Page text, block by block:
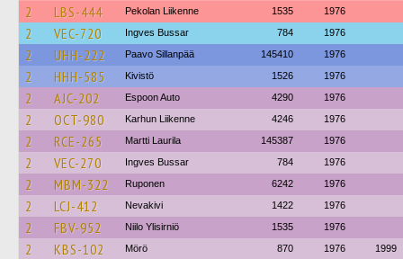
2 LBS-444 Pekolan Liikenne 1535 1976
2 VEC-720 Ingves Bussar 784 1976
2 UHH-222 Paavo Sillanpää 145410 1976
2 HHH-585 Kivistö 1526 1976
2 AJC-202 Espoon Auto 4290 1976
2 OCT-980 Karhun Liikenne 4246 1976
2 RCE-265 Martti Laurila 145387 1976
2 VEC-270 Ingves Bussar 784 1976
2 MBM-322 Ruponen 6242 1976
2 LCJ-412 Nevakivi 1422 1976
2 FBV-952 Niilo Ylisirniö 1535 1976
2 KBS-102 Mörö 870 1976 1999